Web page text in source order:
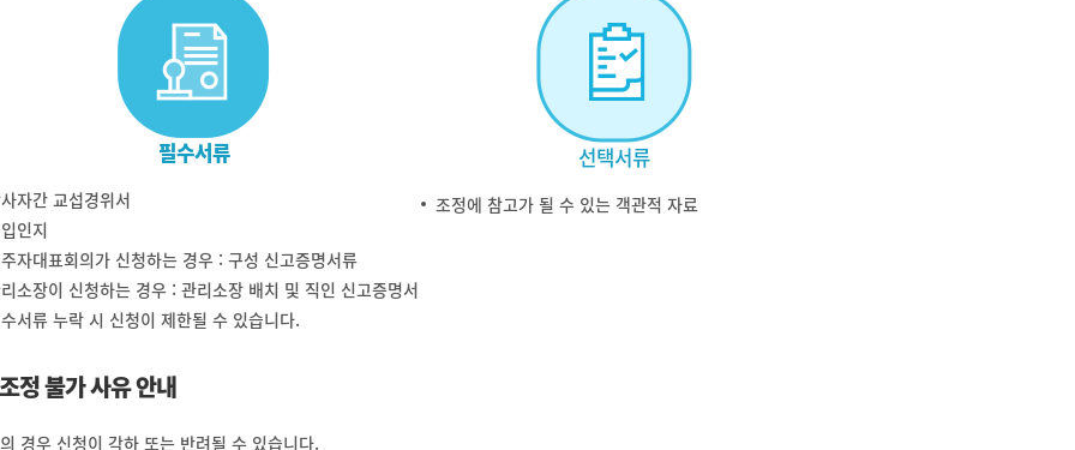
필수서류
자간 교섭경위서
인지
자대표회의가 신청하는 경우 : 구성 신고증명서류
소장이 신청하는 경우 : 관리소장 배치 및 직인 신고증명서
서류 누락 시 신청이 제한될 수 있습니다.
선택서류
조정에 참고가 될 수 있는 객관적 자료
조정 불가 사유 안내
경우 신청이 각하 또는 반려될 수 있습니다.